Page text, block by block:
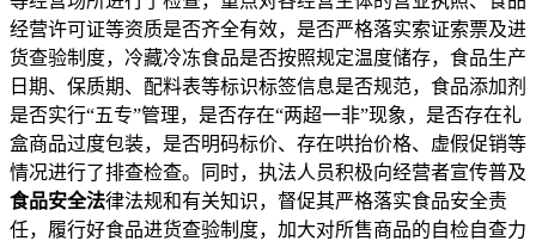
经营许可证等资质是否齐全有效，是否严格落实索证索票及进
货查验制度，冷藏冷冻食品是否按照规定温度储存，食品生产
日期、保质期、配料表等标识标签信息是否规范，食品添加剂
是否实行“五专”管理，是否存在“两超一非”现象，是否存在礼
盒商品过度包装，是否明码标价、存在哄抬价格、虚假促销等
情况进行了排查检查。同时，执法人员积极向经营者宣传普及
食品安全法律法规和有关知识，督促其严格落实食品安全责
任，履行好食品进货查验制度，加大对所售商品的自检自查力